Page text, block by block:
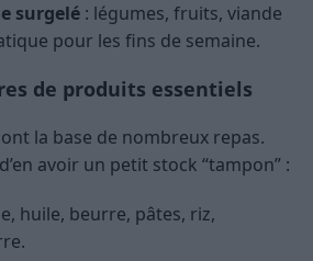
surgelé : légumes, fruits, viande
pour les fins de semaine.
de produits essentiels
la base de nombreux repas.
avoir un petit stock “tampon” :
huile, beurre, pâtes, riz,